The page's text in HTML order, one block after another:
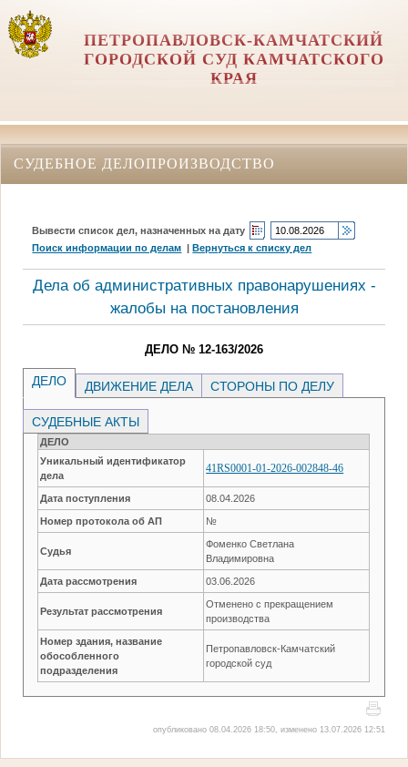
ПЕТРОПАВЛОВСК-КАМЧАТСКИЙ
ГОРОДСКОЙ СУД КАМЧАТСКОГО
КРАЯ
СУДЕБНОЕ ДЕЛОПРОИЗВОДСТВО
Вывести список дел, назначенных на дату
Поиск информации по делам |Вернуться к списку дел
Дела об административных правонарушениях -
жалобы на постановления
ДЕЛО № 12-163/2026
ДЕЛО ДВИЖЕНИЕ ДЕЛА СТОРОНЫ ПО ДЕЛУ
СУДЕБНЫЕ АКТЫ
ДЕЛО
Уникальный идентификатор
дела
41RS0001-01-2026-002848-46
Дата поступления 08.04.2026
Номер протокола об АП №
Судья
Фоменко Светлана
Владимировна
Дата рассмотрения 03.06.2026
Результат рассмотрения
Отменено с прекращением
производства
Номер здания, название
обособленного
подразделения
Петропавловск-Камчатский
городской суд
опубликовано 08.04.2026 18:50, изменено 13.07.2026 12:51